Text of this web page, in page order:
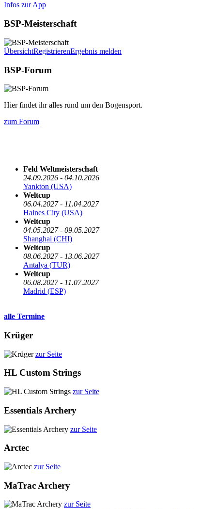
Infos zur App
BSP-Meisterschaft
ÜbersichtRegistrierenErgebnis melden
BSP-Forum
Hier findet ihr alles rund um den Bogensport.
zum Forum
Feld Weltmeisterschaft
24.09.2026 - 04.10.2026
Yankton (USA)
Weltcup
06.04.2027 - 11.04.2027
Haines City (USA)
Weltcup
04.05.2027 - 09.05.2027
Shanghai (CHI)
Weltcup
08.06.2027 - 13.06.2027
Antalya (TUR)
Weltcup
06.08.2027 - 11.07.2027
Madrid (ESP)
alle Termine
Krüger
zur Seite
HL Custom Strings
zur Seite
Essentials Archery
zur Seite
Arctec
zur Seite
MaTrac Archery
zur Seite